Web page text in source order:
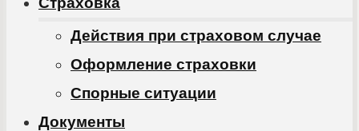
Действия при страховом случае
Оформление страховки
Спорные ситуации
Документы